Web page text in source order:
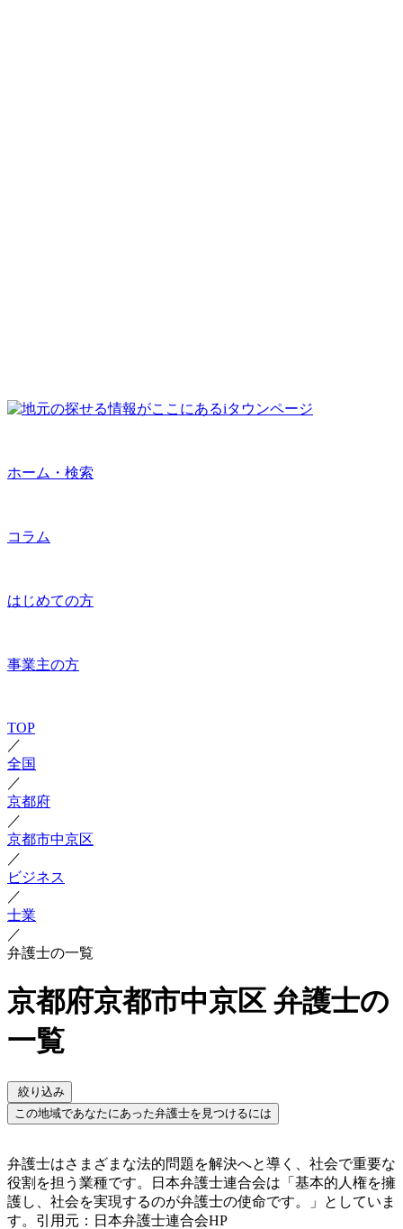
ホーム・検索
コラム
はじめての方
事業主の方
TOP
／
全国
／
京都府
／
京都市中京区
／
ビジネス
／
士業
／
弁護士の一覧
京都府京都市中京区 弁護士の
一覧
絞り込み
この地域であなたにあった弁護士を見つけるには
弁護士はさまざまな法的問題を解決へと導く、社会で重要な
役割を担う業種です。日本弁護士連合会は「基本的人権を擁
護し、社会を実現するのが弁護士の使命です。」としていま
す。引用元：日本弁護士連合会HP